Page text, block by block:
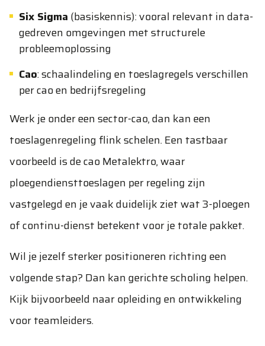
Six Sigma (basiskennis): vooral relevant in data-
gedreven omgevingen met structurele
probleemoplossing
Cao: schaalindeling en toeslagregels verschillen
per cao en bedrijfsregeling
Werk je onder een sector-cao, dan kan een
toeslagenregeling flink schelen. Een tastbaar
voorbeeld is de cao Metalektro, waar
ploegendiensttoeslagen per regeling zijn
vastgelegd en je vaak duidelijk ziet wat 3-ploegen
of continu-dienst betekent voor je totale pakket.
Wil je jezelf sterker positioneren richting een
volgende stap? Dan kan gerichte scholing helpen.
Kijk bijvoorbeeld naaropleiding en ontwikkeling
voor teamleiders.